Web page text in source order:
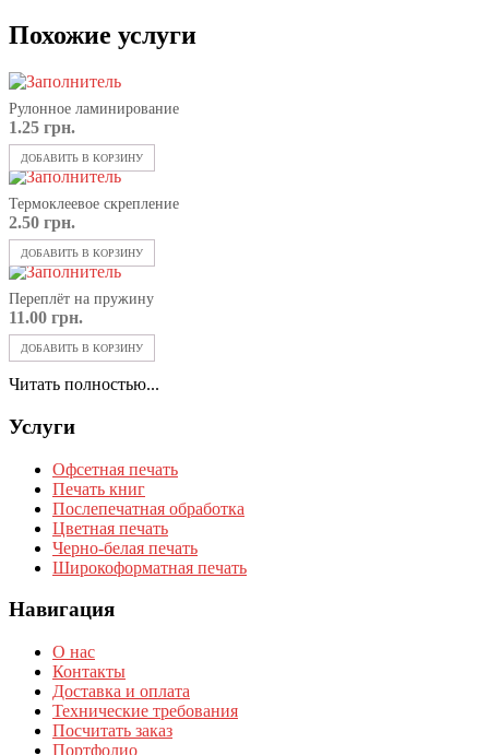
Похожие услуги
Рулонное ламинирование
1.25 грн.
ДОБАВИТЬ В КОРЗИНУ
Термоклеевое скрепление
2.50 грн.
ДОБАВИТЬ В КОРЗИНУ
Переплёт на пружину
11.00 грн.
ДОБАВИТЬ В КОРЗИНУ
Читать полностью...
Услуги
Офсетная печать
Печать книг
Послепечатная обработка
Цветная печать
Черно-белая печать
Широкоформатная печать
Навигация
О нас
Контакты
Доставка и оплата
Технические требования
Посчитать заказ
Портфолио